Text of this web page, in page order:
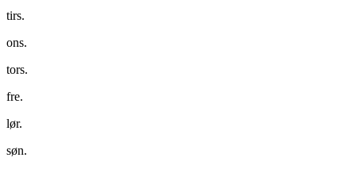
tirs.
ons.
tors.
fre.
lør.
søn.